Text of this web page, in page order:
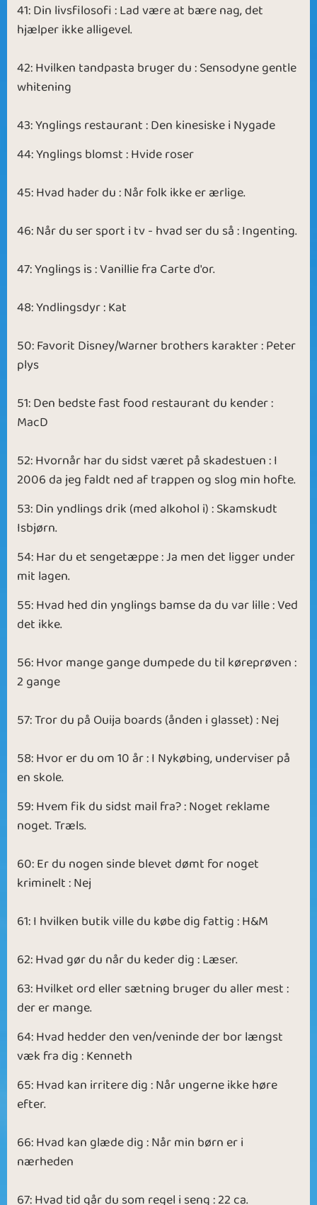
41: Din livsfilosofi : Lad være at bære nag, det
hjælper ikke alligevel.
42: Hvilken tandpasta bruger du : Sensodyne gentle
whitening
43: Ynglings restaurant : Den kinesiske i Nygade
44: Ynglings blomst : Hvide roser
45: Hvad hader du : Når folk ikke er ærlige.
46: Når du ser sport i tv - hvad ser du så : Ingenting.
47: Ynglings is : Vanillie fra Carte d'or.
48: Yndlingsdyr : Kat
50: Favorit Disney/Warner brothers karakter : Peter
plys
51: Den bedste fast food restaurant du kender :
MacD
52: Hvornår har du sidst været på skadestuen : I
2006 da jeg faldt ned af trappen og slog min hofte.
53: Din yndlings drik (med alkohol i) : Skamskudt
Isbjørn.
54: Har du et sengetæppe : Ja men det ligger under
mit lagen.
55: Hvad hed din ynglings bamse da du var lille : Ved
det ikke.
56: Hvor mange gange dumpede du til køreprøven :
2 gange
57: Tror du på Ouija boards (ånden i glasset) : Nej
58: Hvor er du om 10 år : I Nykøbing, underviser på
en skole.
59: Hvem fik du sidst mail fra? : Noget reklame
noget. Træls.
60: Er du nogen sinde blevet dømt for noget
kriminelt : Nej
61: I hvilken butik ville du købe dig fattig : H&M
62: Hvad gør du når du keder dig : Læser.
63: Hvilket ord eller sætning bruger du aller mest :
der er mange.
64: Hvad hedder den ven/veninde der bor længst
væk fra dig : Kenneth
65: Hvad kan irritere dig : Når ungerne ikke høre
efter.
66: Hvad kan glæde dig : Når min børn er i
nærheden
67: Hvad tid går du som regel i seng : 22 ca.